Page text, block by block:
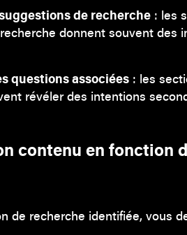
de recherche : les
donnent souvent des
questions associées : les
révéler des intentions
contenu en fonction
de recherche identifiée, vous